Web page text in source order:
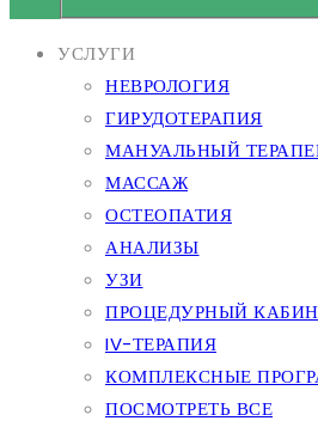
УСЛУГИ
НЕВРОЛОГИЯ
ГИРУДОТЕРАПИЯ
МАНУАЛЬНЫЙ
МАССАЖ
ОСТЕОПАТИЯ
АНАЛИЗЫ
УЗИ
ПРОЦЕДУРНЫЙ
IV-ТЕРАПИЯ
КОМПЛЕКСНЫЕ
ПОСМОТРЕТЬ ВСЕ